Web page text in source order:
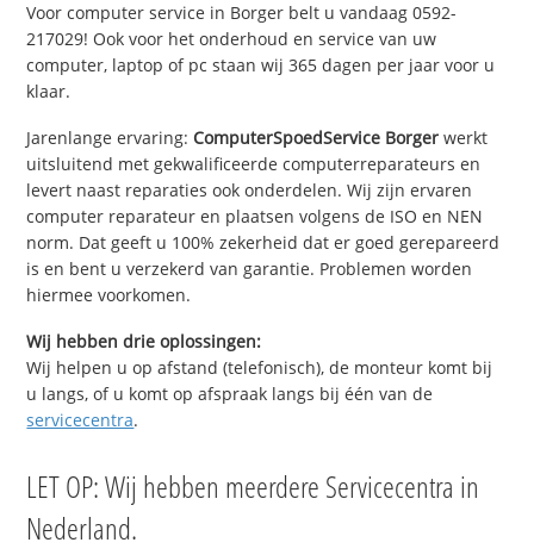
Voor computer service in Borger belt u vandaag 0592-
217029! Ook voor het onderhoud en service van uw
computer, laptop of pc staan wij 365 dagen per jaar voor u
klaar.
Jarenlange ervaring:ComputerSpoedService Borger werkt
uitsluitend met gekwalificeerde computerreparateurs en
levert naast reparaties ook onderdelen. Wij zijn ervaren
computer reparateur en plaatsen volgens de ISO en NEN
norm. Dat geeft u 100% zekerheid dat er goed gerepareerd
is en bent u verzekerd van garantie. Problemen worden
hiermee voorkomen.
Wij hebben drie oplossingen:
Wij helpen u op afstand (telefonisch), de monteur komt bij
u langs, of u komt op afspraak langs bij één van de
servicecentra.
LET OP: Wij hebben meerdere Servicecentra in
Nederland.